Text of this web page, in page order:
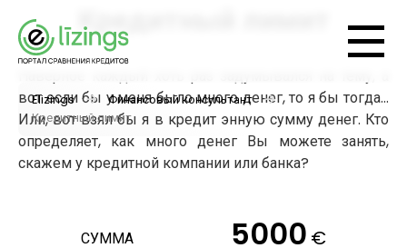
Elizings
Финансовый консультант
Кредитный лимит
Кредитный лимит
вот если бы у меня было много денег, то я бы тогда…
Или, вот взял бы я в кредит энную сумму денег. Кто
определяет, как много денег Вы можете занять,
скажем у кредитной компании или банка?
СУММА 5000 €